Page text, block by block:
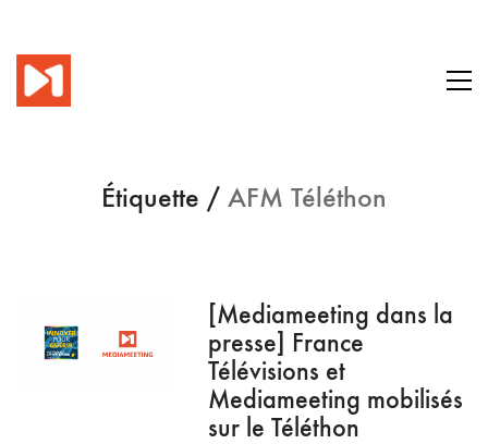
Étiquette / AFM Téléthon
[Mediameeting dans la
presse] France
Télévisions et
Mediameeting mobilisés
sur le Téléthon